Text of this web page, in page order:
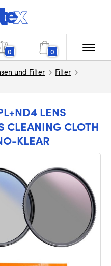
0 0
und Filter
Filter
LENS
CLEANING CLOTH
KLEAR